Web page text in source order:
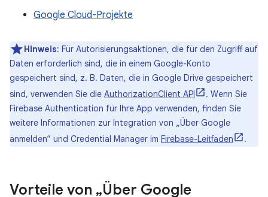
Google Cloud-Projekte
Hinweis: Für Autorisierungsaktionen, die für den Zugriff auf
Daten erforderlich sind, die in einem Google-Konto
gespeichert sind, z. B. Daten, die in Google Drive gespeichert
sind, verwenden Sie die AuthorizationClient API
. Wenn Sie
Firebase Authentication für Ihre App verwenden, finden Sie
weitere Informationen zur Integration von „Über Google
anmelden“ und Credential Manager im Firebase-Leitfaden .
Vorteile von „Über Google